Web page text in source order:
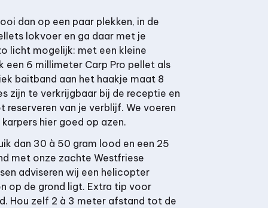
dan op een paar plekken, in de
lokvoer en ga daar met je
licht mogelijk: met een kleine
een 6 millimeter Carp Pro pellet als
baitband aan het haakje maat 8
zijn te verkrijgbaar bij de receptie en
van je verblijf. We voeren
hier goed op azen.
dan 30 à 50 gram lood en een 25
met onze zachte Westfriese
adviseren wij een helicopter
op de grond ligt. Extra tip voor
Hou zelf 2 à 3 meter afstand tot de